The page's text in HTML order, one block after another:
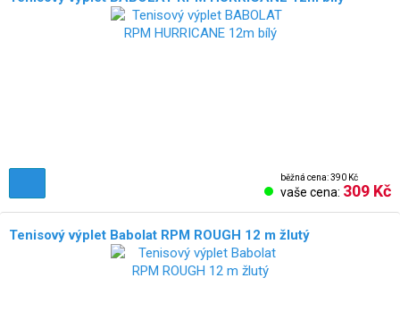
běžná cena: 390 Kč
vaše cena: 309 Kč
Tenisový výplet Babolat RPM ROUGH 12 m žlutý